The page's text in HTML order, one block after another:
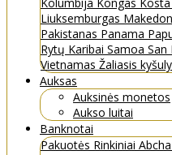
Liuksemburgas
Pakistanas Panama
Rytų Karibai Samoa San
Vietnamas Žaliasis
Auksas
Auksinės monetos
Aukso luitai
Banknotai
Pakuotės Rinkiniai